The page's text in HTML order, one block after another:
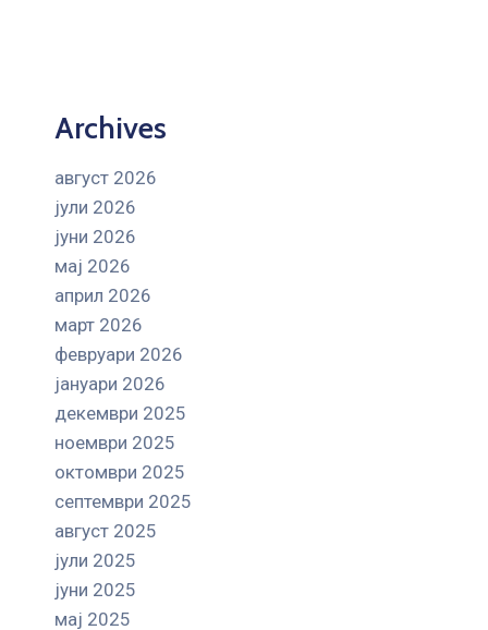
Archives
август 2026
јули 2026
јуни 2026
мај 2026
април 2026
март 2026
февруари 2026
јануари 2026
декември 2025
ноември 2025
октомври 2025
септември 2025
август 2025
јули 2025
јуни 2025
мај 2025